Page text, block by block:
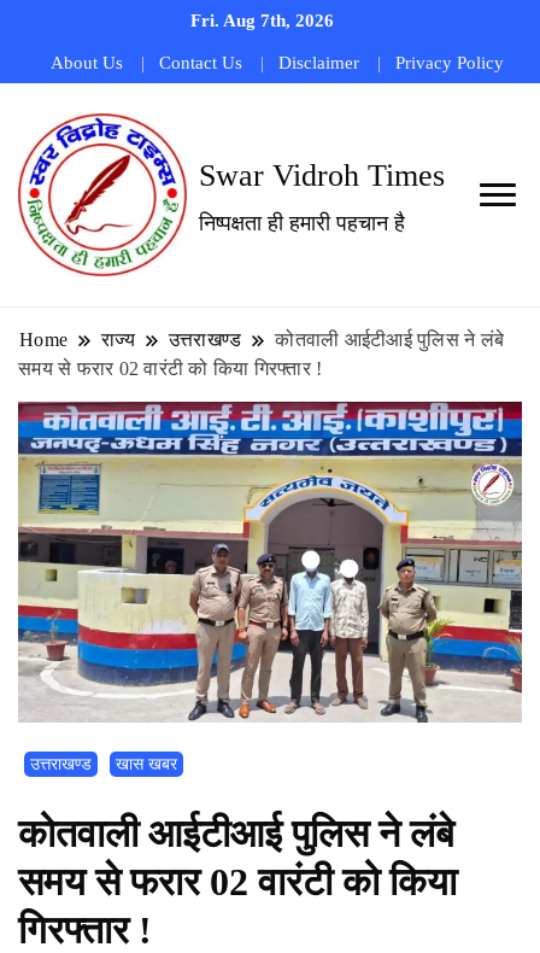
Fri. Aug 7th, 2026
About Us Contact Us Disclaimer Privacy Policy
Swar Vidroh Times
निष्पक्षता ही हमारी पहचान है
Home राज्य उत्तराखण्ड
कोतवाली आईटीआई पुलिस ने लंबे
समय से फरार 02 वारंटी को किया गिरफ्तार !
उत्तराखण्ड खास खबर
कोतवाली आईटीआई पुलिस ने लंबे
समय से फरार 02 वारंटी को किया
गिरफ्तार !